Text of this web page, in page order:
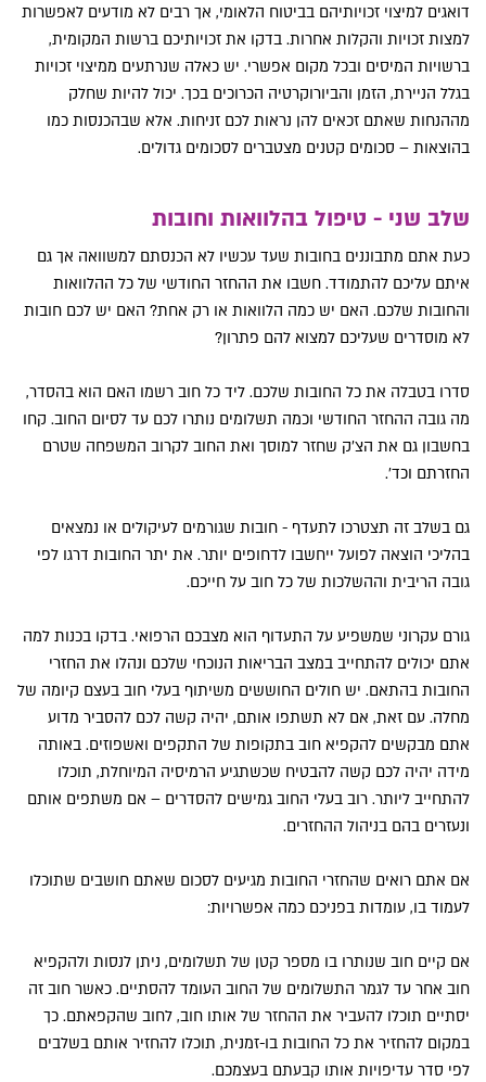
דואגים למיצוי זכויותיהם בביטוח הלאומי, אך רבים לא מודעים לאפשרות
למצות זכויות והקלות אחרות. בדקו את זכויותיכם ברשות המקומית,
ברשויות המיסים ובכל מקום אפשרי. יש כאלה שנרתעים ממיצוי זכויות
בגלל הניירת, הזמן והביורוקרטיה הכרוכים בכך. יכול להיות שחלק
מההנחות שאתם זכאים להן נראות לכם זניחות. אלא שבהכנסות כמו
בהוצאות – סכומים קטנים מצטברים לסכומים גדולים.
שלב שני - טיפול בהלוואות וחובות
כעת אתם מתבוננים בחובות שעד עכשיו לא הכנסתם למשוואה אך גם
איתם עליכם להתמודד. חשבו את ההחזר החודשי של כל ההלוואות
והחובות שלכם. האם יש כמה הלוואות או רק אחת? האם יש לכם חובות
לא מוסדרים שעליכם למצוא להם פתרון?
סדרו בטבלה את כל החובות שלכם. ליד כל חוב רשמו האם הוא בהסדר,
מה גובה ההחזר החודשי וכמה תשלומים נותרו לכם עד לסיום החוב. קחו
בחשבון גם את הצ'ק שחזר למוסך ואת החוב לקרוב המשפחה שטרם
החזרתם וכד'.
גם בשלב זה תצטרכו לתעדף - חובות שגורמים לעיקולים או נמצאים
בהליכי הוצאה לפועל ייחשבו לדחופים יותר. את יתר החובות דרגו לפי
גובה הריבית וההשלכות של כל חוב על חייכם.
גורם עקרוני שמשפיע על התעדוף הוא מצבכם הרפואי. בדקו בכנות למה
אתם יכולים להתחייב במצב הבריאות הנוכחי שלכם ונהלו את החזרי
החובות בהתאם. יש חולים החוששים משיתוף בעלי חוב בעצם קיומה של
מחלה. עם זאת, אם לא תשתפו אותם, יהיה קשה לכם להסביר מדוע
אתם מבקשים להקפיא חוב בתקופות של התקפים ואשפוזים. באותה
מידה יהיה לכם קשה להבטיח שכשתגיע הרמיסיה המיוחלת, תוכלו
להתחייב ליותר. רוב בעלי החוב גמישים להסדרים – אם משתפים אותם
ונעזרים בהם בניהול ההחזרים.
אם אתם רואים שהחזרי החובות מגיעים לסכום שאתם חושבים שתוכלו
לעמוד בו, עומדות בפניכם כמה אפשרויות:
אם קיים חוב שנותרו בו מספר קטן של תשלומים, ניתן לנסות ולהקפיא
חוב אחר עד לגמר התשלומים של החוב העומד להסתיים. כאשר חוב זה
יסתיים תוכלו להעביר את ההחזר של אותו חוב, לחוב שהקפאתם. כך
במקום להחזיר את כל החובות בו-זמנית, תוכלו להחזיר אותם בשלבים
לפי סדר עדיפויות אותו קבעתם בעצמכם.